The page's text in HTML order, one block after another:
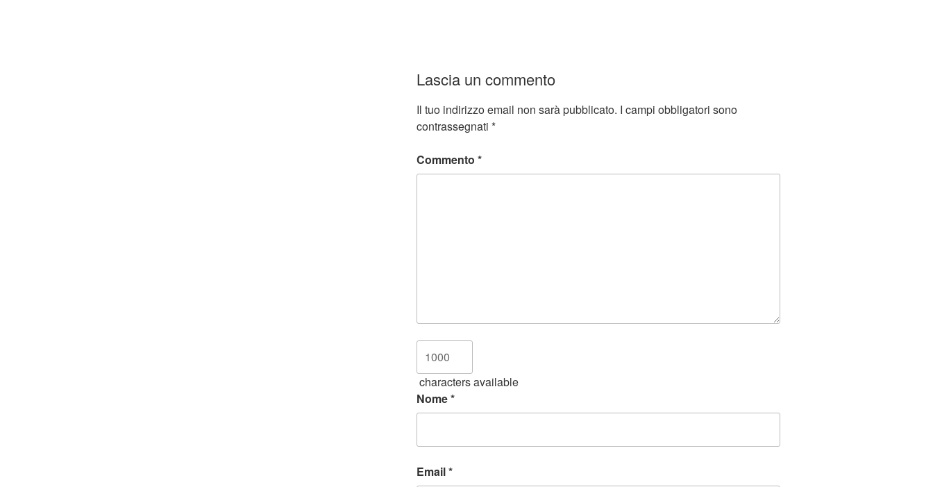
Lascia un commento
Il tuo indirizzo email non sarà pubblicato. I campi obbligatori sono
contrassegnati *
Commento *
characters available
Nome*
Email*